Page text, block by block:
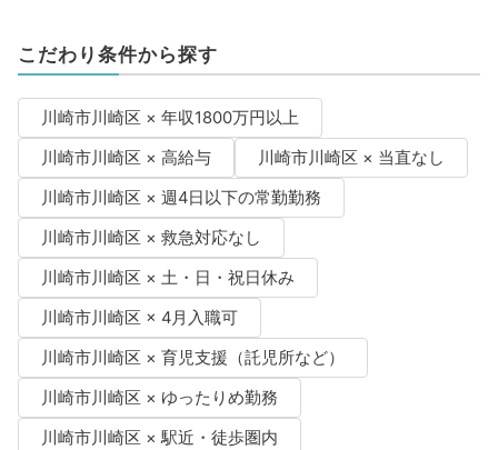
こだわり条件から探す
川崎市川崎区 × 年収1800万円以上
川崎市川崎区 × 高給与
川崎市川崎区 × 当直なし
川崎市川崎区 × 週4日以下の常勤勤務
川崎市川崎区 × 救急対応なし
川崎市川崎区 × 土・日・祝日休み
川崎市川崎区 × 4月入職可
川崎市川崎区 × 育児支援（託児所など）
川崎市川崎区 × ゆったりめ勤務
川崎市川崎区 × 駅近・徒歩圏内